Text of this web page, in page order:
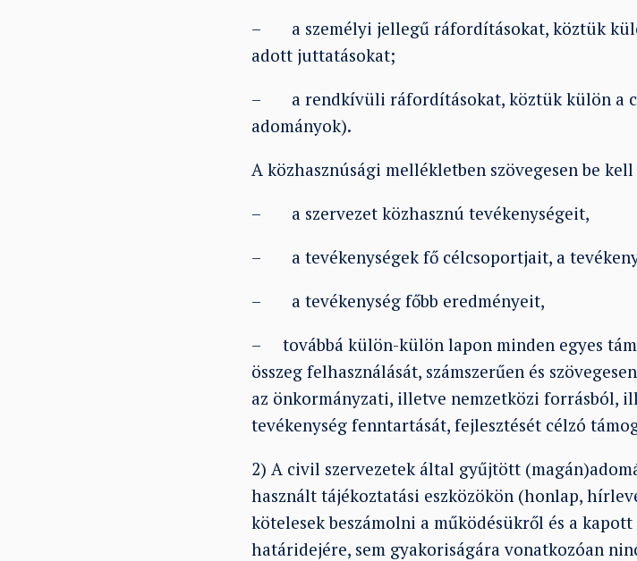
– a személyi jellegű ráfordításokat, köztük
adott juttatásokat;
– a rendkívüli ráfordításokat, köztük külön a
adományok).
A közhasznúsági mellékletben szövegesen be
– a szervezet közhasznú tevékenységeit,
– a tevékenységek fő célcsoportjait, a
– a tevékenység főbb eredményeit,
– továbbá külön-külön lapon minden egyes
összeg felhasználását, számszerűen és
az önkormányzati, illetve nemzetközi forrásból,
tevékenység fenntartását, fejlesztését célzó
2) A civil szervezetek által gyűjtött
használt tájékoztatási eszközökön (honlap,
kötelesek beszámolni a működésükről és a
határidejére, sem gyakoriságára vonatkozóan